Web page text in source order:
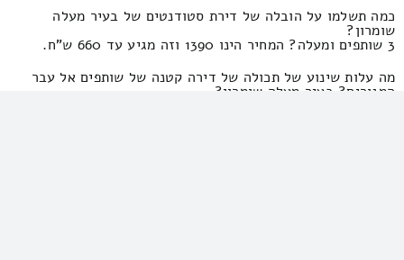
כמה תשלמו על הובלה של דירת סטודנטים של בעיר מעלה
שומרון?
3 שותפים ומעלה? המחיר הינו 1390 וזה מגיע עד 660 ש"ח.
מה עלות שינוע של תכולה של דירה קטנה של שותפים אל עבר
המגורים? בעיר מעלה שומרון?